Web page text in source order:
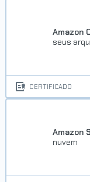
Amazon
seus
CERTIFICADO
Amazon
nuvem